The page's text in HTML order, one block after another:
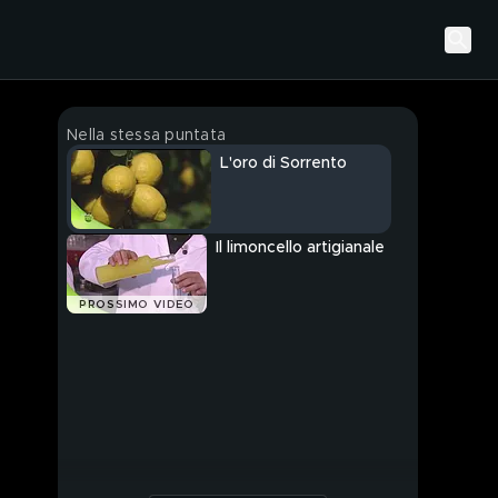
Nella stessa puntata
L'oro di Sorrento
PROSSIMO VIDEO
Il limoncello artigianale